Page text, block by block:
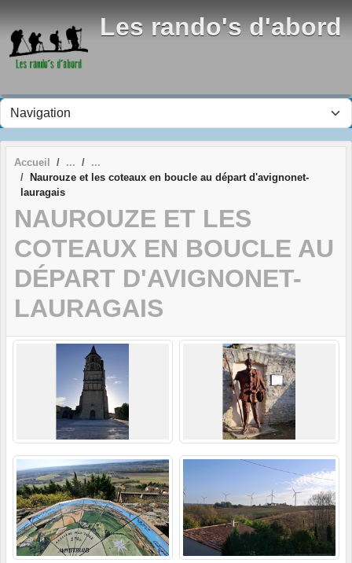
Les rando's d'abord
Accueil
Naurouze et les coteaux en boucle au départ d'avignonet-
lauragais
NAUROUZE ET LES
COTEAUX EN BOUCLE AU
DÉPART D'AVIGNONET-
LAURAGAIS